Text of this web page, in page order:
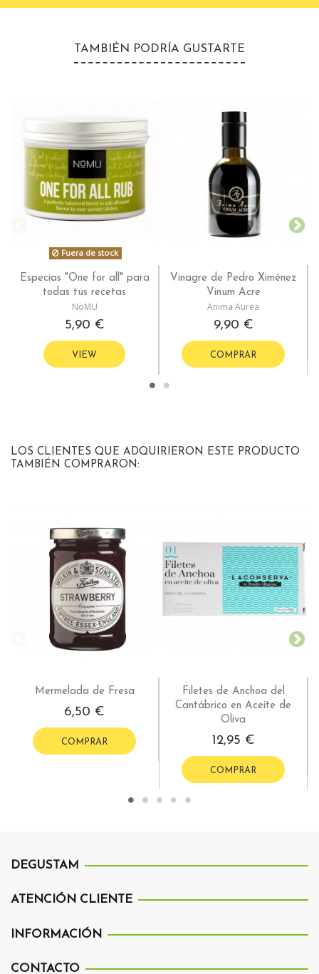
TAMBIÉN PODRÍA GUSTARTE
Fuera de stock
Especias "One for all" para
todas tus recetas
NoMU
5,90 €
VIEW
Vinagre de Pedro Ximénez
Vinum Acre
Anima Aurea
9,90 €
COMPRAR
LOS CLIENTES QUE ADQUIRIERON ESTE PRODUCTO
TAMBIÉN COMPRARON:
Mermelada de Fresa
6,50 €
COMPRAR
Filetes de Anchoa del
Cantábrico en Aceite de
Oliva
12,95 €
COMPRAR
DEGUSTAM
ATENCIÓN CLIENTE
INFORMACIÓN
CONTACTO